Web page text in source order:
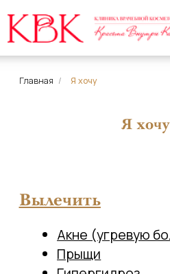
Главная / Я хочу
Я
Гипергидроз
(повышенное
оловы
Выпадениевылос
Расширенные п
Розацеа